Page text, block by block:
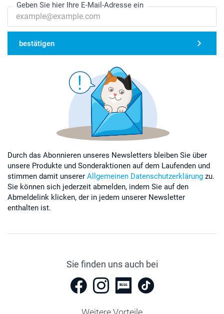
Geben Sie hier Ihre E-Mail-Adresse ein
bestätigen
Durch das Abonnieren unseres Newsletters bleiben Sie über
unsere Produkte und Sonderaktionen auf dem Laufenden und
stimmen damit unserer Allgemeinen Datenschutzerklärung zu.
Sie können sich jederzeit abmelden, indem Sie auf den
Abmeldelink klicken, der in jedem unserer Newsletter
enthalten ist.
Sie finden uns auch bei